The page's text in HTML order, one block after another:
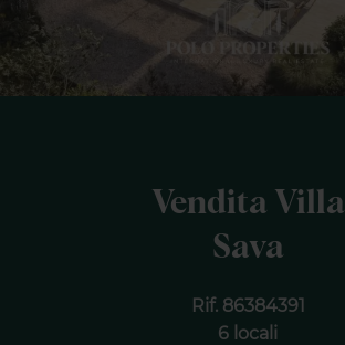
Vendita Villa
Sava
Rif. 86384391
6 locali